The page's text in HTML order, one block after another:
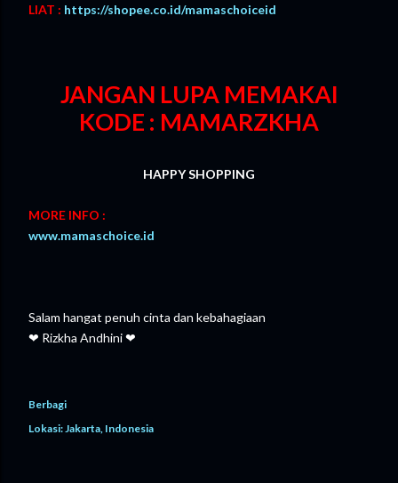
LIAT : https://shopee.co.id/mamaschoiceid
JANGAN LUPA MEMAKAI
KODE : MAMARZKHA
HAPPY SHOPPING
MORE INFO :
www.mamaschoice.id
Salam hangat penuh cinta dan kebahagiaan
❤ Rizkha Andhini ❤
Berbagi
Lokasi: Jakarta, Indonesia